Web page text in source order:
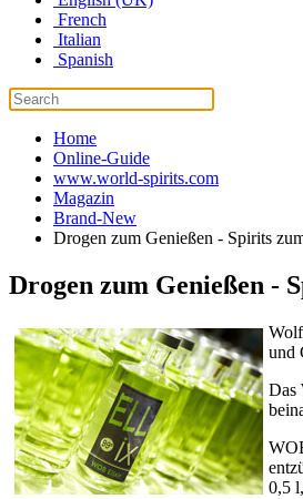
French
Italian
Spanish
Home
Online-Guide
www.world-spirits.com
Magazin
Brand-New
Drogen zum Genießen - Spirits
Drogen zum Genießen -
und
Das
0,5